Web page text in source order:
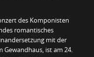
des Komponisten
romantisches
mit der
Gewandhaus, ist am 24.